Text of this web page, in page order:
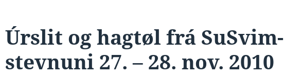
Úrslit og hagtøl frá SuSvim-
stevnuni 27. – 28. nov. 2010